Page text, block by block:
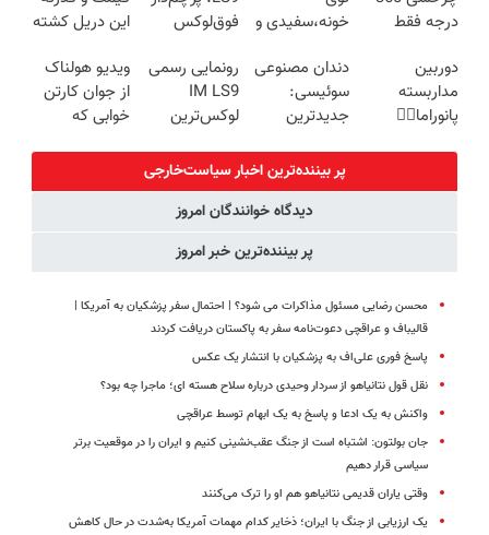
شد
درجه فقط
🔥 پرداخت
درب منزل
خونه،سفیدی و
برگردون
(40%off)
فوق‌لوکس
ایران شد
این دریل کشته
دوربین
مداربسته
پانوراما👈🏻
اندروید و ios
دندان مصنوعی
سوئیسی:
جدیدترین
سبک و مقاوم |
پرداخت قسطی
رونمایی رسمی
IM LS9
لوکس‌ترین
ویدیو هولناک
از جوان کارتن
خوابی که
پر بیننده‌ترین اخبار سیاست‌خارجی
دیدگاه خوانندگان امروز
پر بیننده‌ترین خبر امروز
محسن رضایی مسئول مذاکرات می شود؟ | احتمال سفر پزشکیان به آمریکا |
قالیباف و عراقچی دعوت‌نامه‌ سفر به پاکستان دریافت کردند
پاسخ فوری علی‌اف به پزشکیان با انتشار یک عکس
نقل قول نتانیاهو از سردار وحیدی درباره سلاح هسته ای؛ ماجرا چه بود؟
واکنش به یک ادعا و پاسخ به یک ابهام توسط عراقچی
جان بولتون: اشتباه است از جنگ عقب‌نشینی کنیم و ایران را در موقعیت برتر
سیاسی قرار دهیم
وقتی یاران قدیمی نتانیاهو هم او را ترک می‌کنند
یک ارزیابی از جنگ با ایران؛ ذخایر کدام مهمات آمریکا به‌شدت در حال کاهش